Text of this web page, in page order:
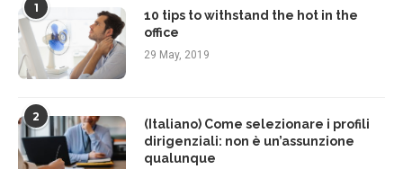
1
10 tips to withstand the hot in the
office
29 May, 2019
2
(Italiano) Come selezionare i profili
dirigenziali: non è un’assunzione
qualunque